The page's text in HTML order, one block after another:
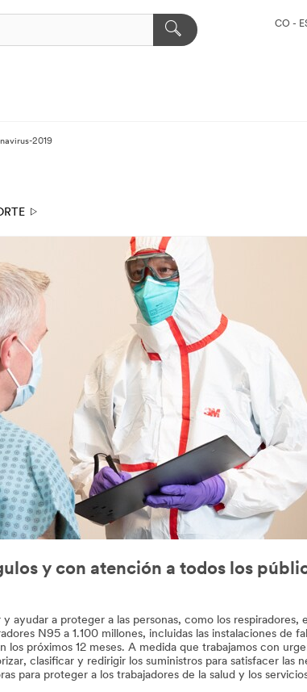
CO -
2019
y con atención a todos los
ayudar a proteger a las personas, como los respiradores,
N95 a 1.100 millones, incluidas las instalaciones de
próximos 12 meses. A medida que trabajamos con
clasificar y redirigir los suministros para satisfacer las
para proteger a los trabajadores de la salud y los